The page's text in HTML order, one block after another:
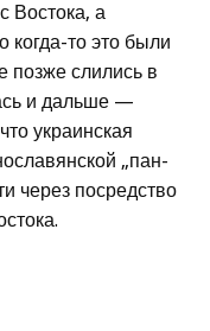
Востока, а
когда-то это были
позже слились в
и дальше —
украинская
„пан-
через посредство